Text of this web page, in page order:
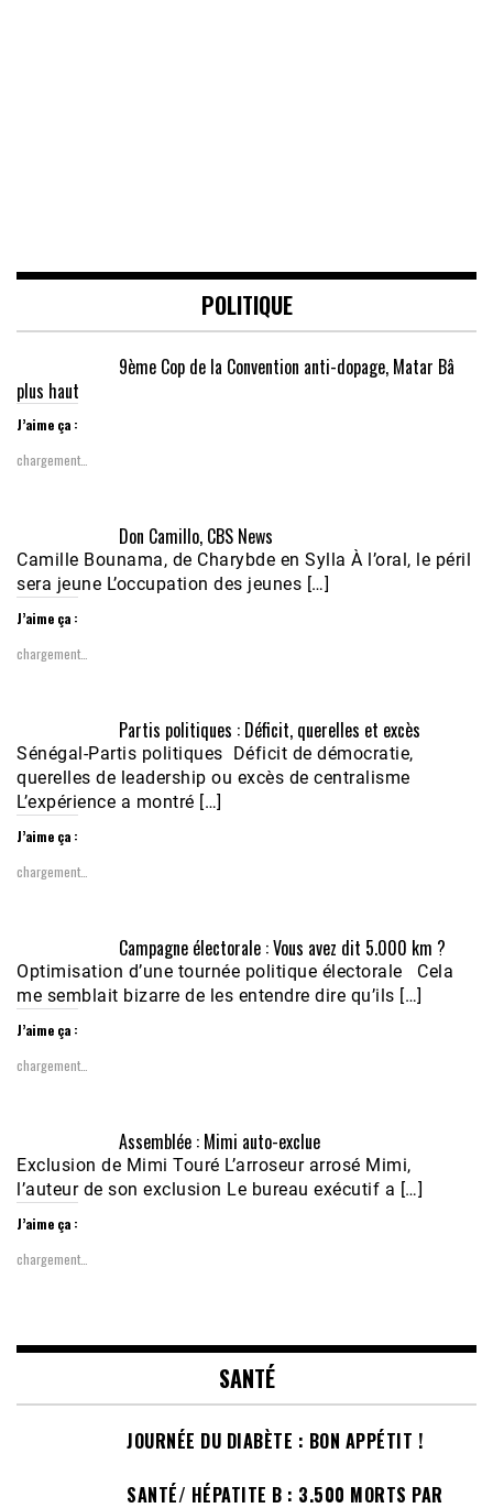
POLITIQUE
9ème Cop de la Convention anti-dopage, Matar Bâ
plus haut
J’aime ça :
chargement…
Don Camillo, CBS News
Camille Bounama, de Charybde en Sylla À l’oral, le péril
sera jeune L’occupation des jeunes […]
J’aime ça :
chargement…
Partis politiques : Déficit, querelles et excès
Sénégal-Partis politiques Déficit de démocratie,
querelles de leadership ou excès de centralisme
L’expérience a montré […]
J’aime ça :
chargement…
Campagne électorale : Vous avez dit 5.000 km ?
Optimisation d’une tournée politique électorale Cela
me semblait bizarre de les entendre dire qu’ils […]
J’aime ça :
chargement…
Assemblée : Mimi auto-exclue
Exclusion de Mimi Touré L’arroseur arrosé Mimi,
l’auteur de son exclusion Le bureau exécutif a […]
J’aime ça :
chargement…
SANTÉ
JOURNÉE DU DIABÈTE : BON APPÉTIT !
SANTÉ/ HÉPATITE B : 3.500 MORTS PAR